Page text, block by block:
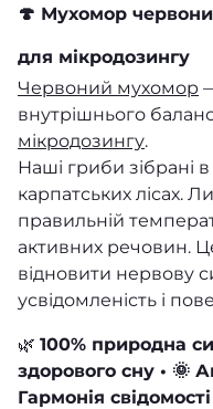
🍄 Мухомор
для мікродозингу
Червоний мухомор
внутрішнього
мікродозингу.
Наші гриби зібрані
карпатських лісах.
правильній
активних речовин.
відновити нервову
усвідомленість і
🌿 100% природна
здорового сну • 🌞
Гармонія